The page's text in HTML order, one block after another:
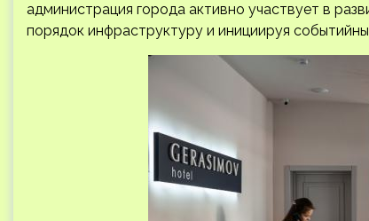
администрация города активно участвует в
порядок инфраструктуру и инициируя